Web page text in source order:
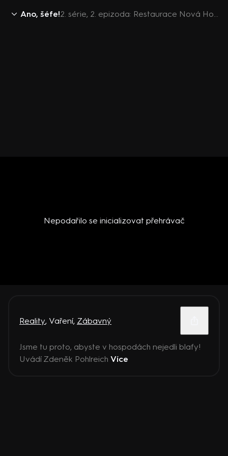
Ano, šéfe! 2. série, 2. epizoda: Restaurace Nová Hospoda - Zásmuky
Nepodařilo se inicializovat přehrávač
Reality, Vaření, Zábavný
Jsme tu proto, abyste v hospodách nejedli blafy!
Uvádí Zdeněk Pohlreich Více